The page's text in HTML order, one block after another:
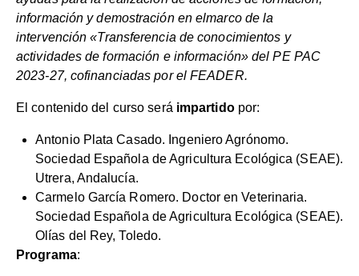
información y demostración en elmarco de la
intervención «Transferencia de conocimientos y
actividades de formación e información» del PE PAC
2023-27, cofinanciadas por el FEADER.
El contenido del curso será impartidopor:
Antonio Plata Casado. Ingeniero Agrónomo.
Sociedad Española de Agricultura Ecológica (SEAE).
Utrera, Andalucía.
Carmelo García Romero. Doctor en Veterinaria.
Sociedad Española de Agricultura Ecológica (SEAE).
Olías del Rey, Toledo.
Programa: